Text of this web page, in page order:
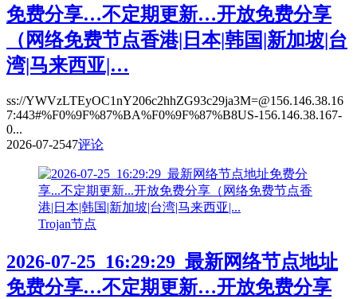
免费分享…不定期更新…开放免费分享
（网络免费节点香港|日本|韩国|新加坡|台
湾|马来西亚|…
ss://YWVzLTEyOC1nY206c2hhZG93c29ja3M=@156.146.38.16
7:443#%F0%9F%87%BA%F0%9F%87%B8US-156.146.38.167-
0...
2026-07-2547评论
Trojan节点
2026-07-25_16:29:29_最新网络节点地址
免费分享…不定期更新…开放免费分享